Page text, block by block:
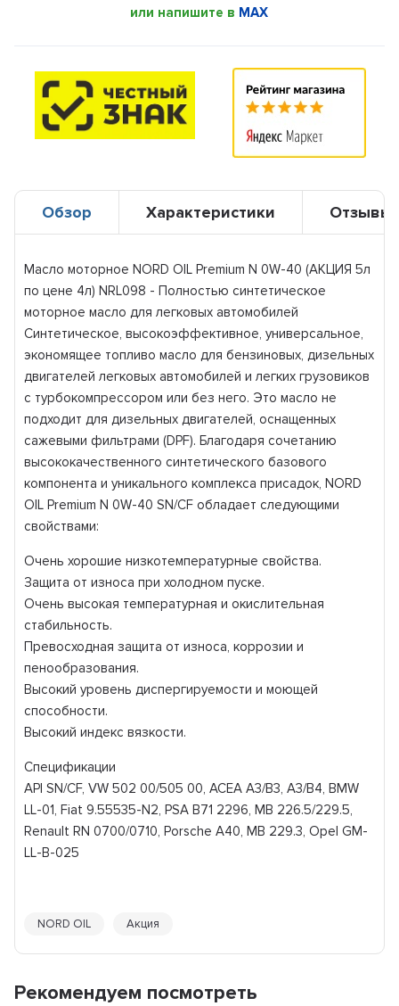
или напишите в MAX
Обзор Характеристики Отзывы
Масло моторное NORD OIL Premium N 0W-40 (АКЦИЯ 5л
по цене 4л) NRL098 - Полностью синтетическое
моторное масло для легковых автомобилей
Синтетическое, высокоэффективное, универсальное,
экономящее топливо масло для бензиновых, дизельных
двигателей легковых автомобилей и легких грузовиков
с турбокомпрессором или без него. Это масло не
подходит для дизельных двигателей, оснащенных
сажевыми фильтрами (DPF). Благодаря сочетанию
высококачественного синтетического базового
компонента и уникального комплекса присадок, NORD
OIL Premium N 0W-40 SN/CF обладает следующими
свойствами:
Очень хорошие низкотемпературные свойства.
Защита от износа при холодном пуске.
Очень высокая температурная и окислительная
стабильность.
Превосходная защита от износа, коррозии и
пенообразования.
Высокий уровень диспергируемости и моющей
способности.
Высокий индекс вязкости.
Спецификации
API SN/CF, VW 502 00/505 00, ACEA A3/B3, A3/B4, BMW
LL-01, Fiat 9.55535-N2, PSA B71 2296, MB 226.5/229.5,
Renault RN 0700/0710, Porsche A40, MB 229.3, Opel GM-
LL-B-025
NORD OIL Акция
Рекомендуем посмотреть